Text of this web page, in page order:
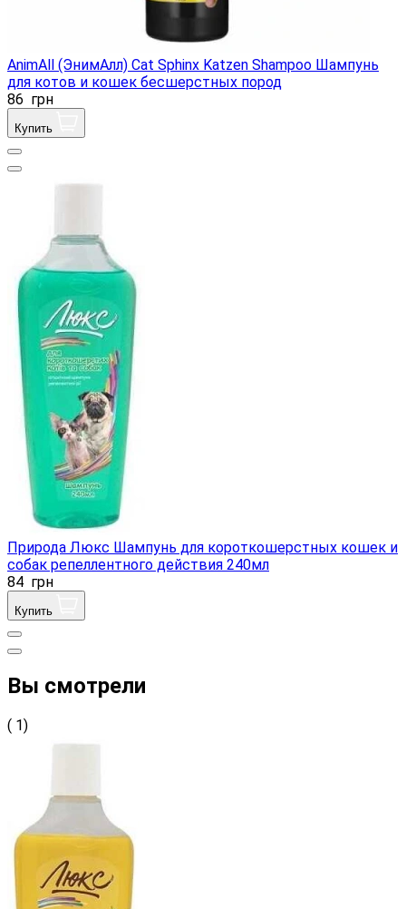
AnimAll (ЭнимАлл) Cat Sphinx Katzen Shampoo Шампунь
для котов и кошек бесшерстных пород
86 грн
Купить
Природа Люкс Шампунь для короткошерстных кошек и
собак репеллентного действия 240мл
84 грн
Купить
Вы смотрели
( 1)